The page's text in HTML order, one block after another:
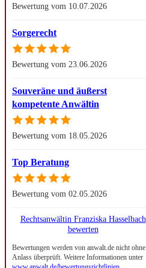
Bewertung vom 10.07.2026
Sorgerecht
Bewertung vom 23.06.2026
Souveräne und äußerst
kompetente Anwältin
Bewertung vom 18.05.2026
Top Beratung
Bewertung vom 02.05.2026
Rechtsanwältin Franziska Hasselbach
bewerten
Bewertungen werden von anwalt.de nicht ohne
Anlass überprüft. Weitere Informationen unter